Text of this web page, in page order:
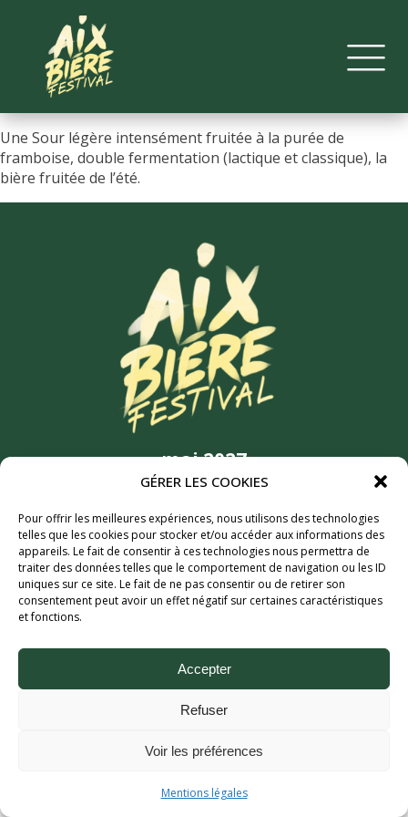
GÉRER LES COOKIES
Pour offrir les meilleures expériences, nous utilisons des technologies
telles que les cookies pour stocker et/ou accéder aux informations des
appareils. Le fait de consentir à ces technologies nous permettra de
traiter des données telles que le comportement de navigation ou les ID
uniques sur ce site. Le fait de ne pas consentir ou de retirer son
consentement peut avoir un effet négatif sur certaines caractéristiques
et fonctions.
Accepter
Refuser
Voir les préférences
Mentions légales
Une Sour légère intensément fruitée à la purée de
framboise, double fermentation (lactique et classique), la
bière fruitée de l’été.
mai 2027
6MIC, Aix-en-Provence
Partenaires
Mentions légales.